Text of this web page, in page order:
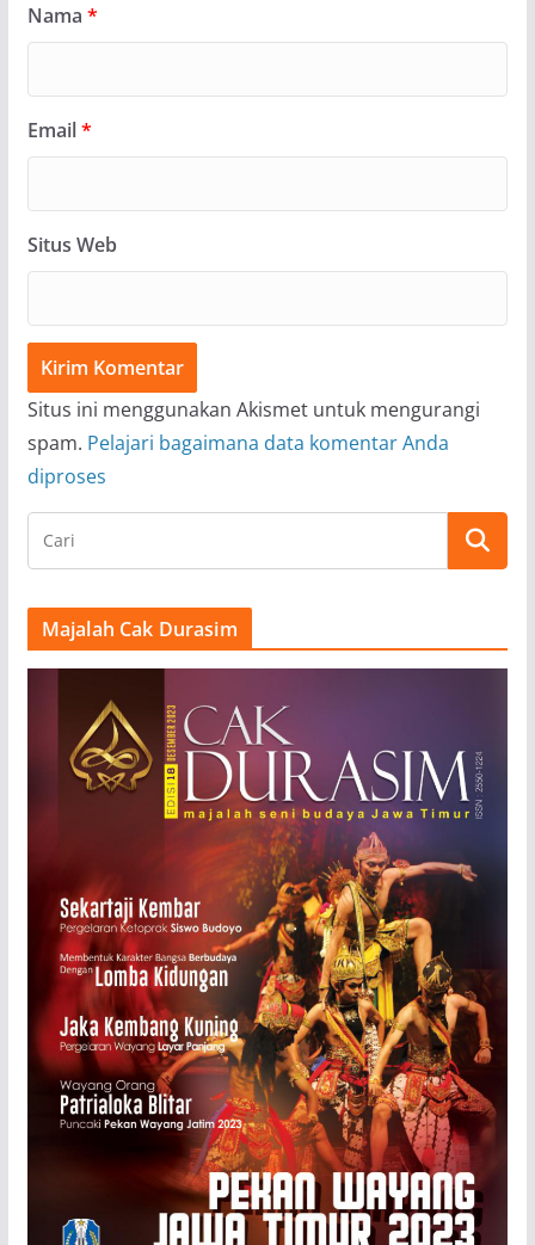
Nama *
Email*
Situs Web
Situs ini menggunakan Akismet untuk mengurangi
spam. Pelajari bagaimana data komentar Anda
diproses
Majalah Cak Durasim